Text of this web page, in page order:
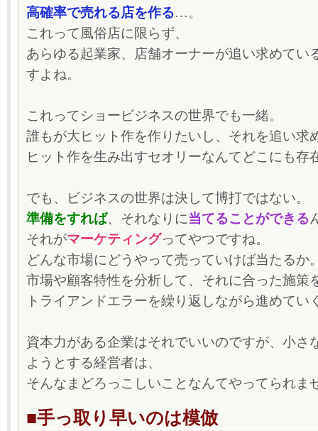
高確率で売れる店を作る…。
これって風俗店に限らず、
あらゆる起業家、店舗オーナーが追い求めてい
すよね。
これってショービジネスの世界でも一緒。
誰もが大ヒット作を作りたいし、それを追い求
ヒット作を生み出すセオリーなんてどこにも存
でも、ビジネスの世界は決して博打ではない。
準備をすれば、それなりに当てることができる
それがマーケティングってやつですね。
どんな市場にどうやって売っていけば当たるか
市場や顧客特性を分析して、それに合った施策
トライアンドエラーを繰り返しながら進めて
資本力がある企業はそれでいいのですが、小さ
ようとする経営者は、
そんなまどろっこしいことなんてやってられま
■手っ取り早いのは模倣